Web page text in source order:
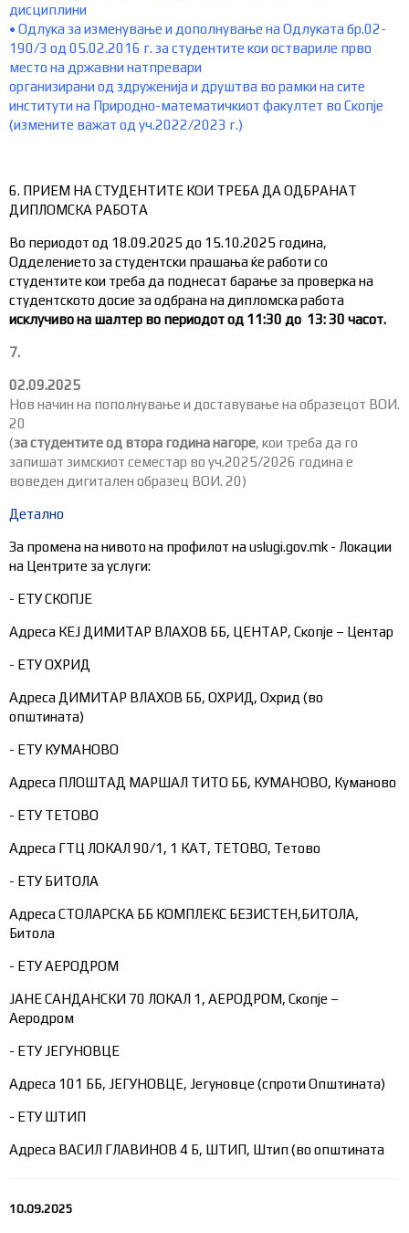
дисциплини
• Одлука за изменување и дополнување на Одлуката бр.02-
190/3 од 05.02.2016 г. за студентите кои оствариле прво
место на државни натпревари
организирани од здруженија и друштва во рамки на сите
институти на Природно-математичкиот факултет во Скопје
(измените важат од уч.2022/2023 г.)
6. ПРИЕМ НА СТУДЕНТИТЕ КОИ ТРЕБА ДА ОДБРАНАТ
ДИПЛОМСКА РАБОТА
Во периодот од 18.09.2025 до 15.10.2025 година,
Одделението за студентски прашања ќе работи со
студентите кои треба да поднесат барање за проверка на
студентското досие за одбрана на дипломска работа
исклучиво на шалтер во периодот од 11:30 до 13: 30 часот.
7.
02.09.2025
Нов начин на пополнување и доставување на образецот ВОИ.
20
(за студентите од втора година нагоре, кои треба да го
запишат зимскиот семестар во уч.2025/2026 година е
воведен дигитален образец ВОИ. 20)
Детално
За промена на нивото на профилот нa uslugi.gov.mk - Локации
на Центрите за услуги:
- ЕТУ СКОПЈЕ
Адреса КЕЈ ДИМИТАР ВЛАХОВ ББ, ЦЕНТАР, Скопје – Центар
- ЕТУ ОХРИД
Адреса ДИМИТАР ВЛАХОВ ББ, ОХРИД, Охрид (во
општината)
- ЕТУ КУМАНОВО
Адреса ПЛОШТАД МАРШАЛ ТИТО ББ, КУМАНОВО, Куманово
- ЕТУ ТЕТОВО
Адреса ГТЦ ЛОКАЛ 90/1, 1 КАТ, ТЕТОВО, Тетово
- ЕТУ БИТОЛА
Адреса СТОЛАРСКА ББ КОМПЛЕКС БЕЗИСТЕН,БИТОЛА,
Битола
- ЕТУ АЕРОДРОМ
ЈАНЕ САНДАНСКИ 70 ЛОКАЛ 1, АЕРОДРОМ, Скопје –
Аеродром
- ЕТУ ЈЕГУНОВЦЕ
Адреса 101 ББ, ЈЕГУНОВЦЕ, Јегуновце (спроти Општината)
- ЕТУ ШТИП
Адреса ВАСИЛ ГЛАВИНОВ 4 Б, ШТИП, Штип (во општината
10.09.2025